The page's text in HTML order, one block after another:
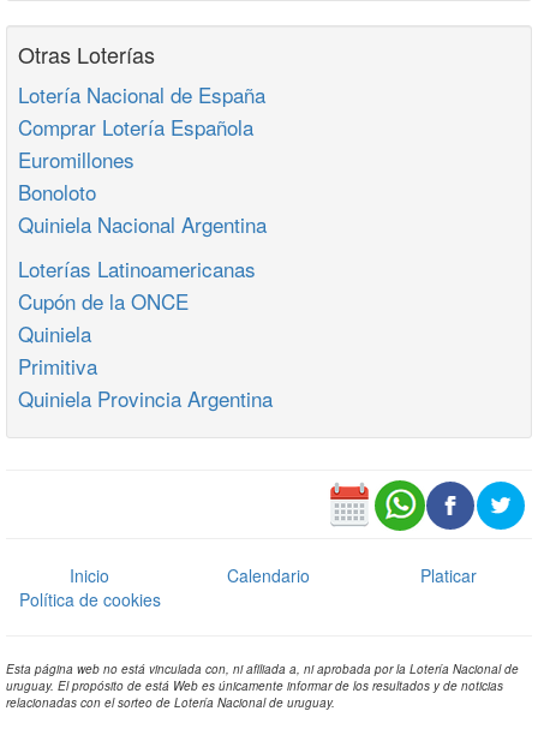
Otras Loterías
Lotería Nacional de España
Comprar Lotería Española
Euromillones
Bonoloto
Quiniela Nacional Argentina
Loterías Latinoamericanas
Cupón de la ONCE
Quiniela
Primitiva
Quiniela Provincia Argentina
Inicio Calendario
Platicar
Política de cookies
Esta página web no está vinculada con, ni afiliada a, ni aprobada por la Lotería Nacional de
uruguay. El propósito de está Web es únicamente informar de los resultados y de noticias
relacionadas con el sorteo de Lotería Nacional de uruguay.